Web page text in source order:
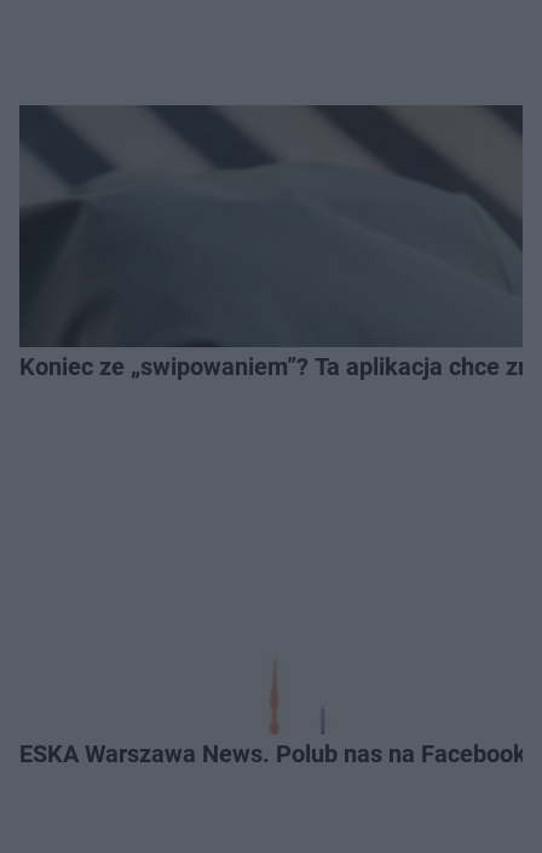
Koniec ze „swipowaniem”? Ta aplikacja chce
ESKA Warszawa News. Polub nas na